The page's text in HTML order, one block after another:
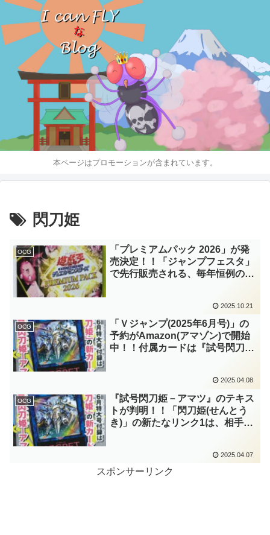
本ページはプロモーションが含まれています。
閃刀姫
OCG
「プレミアムパック 2026」が発
売決定！！「ジャンプフェスタ」
で先行販売される、毎年恒例の未
ロー)」や『ラーニング・エル
フ』が判明していますね！！【遊
戯王OCG】
2025.10.21
OCG
「Ｖジャンプ(2025年6月号)」の
予約がAmazon(アマゾン)で開始
中！！付属カードは『試号閃刀姫
ンク1です！！2025/4/21に発売予
定！！【遊戯王OCG】
2025.04.08
OCG
『試号閃刀姫－アマツ』のテキス
トが判明！！「閃刀姫(せんとう
き)」の新たなリンク1は、相手モ
ですね～。「Ｖジャンプ(2025年6
月号)」付属カード！！【遊戯王
2025.04.07
スポンサーリンク